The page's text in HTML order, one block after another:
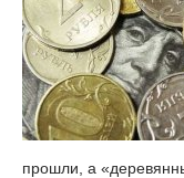
прошли, а